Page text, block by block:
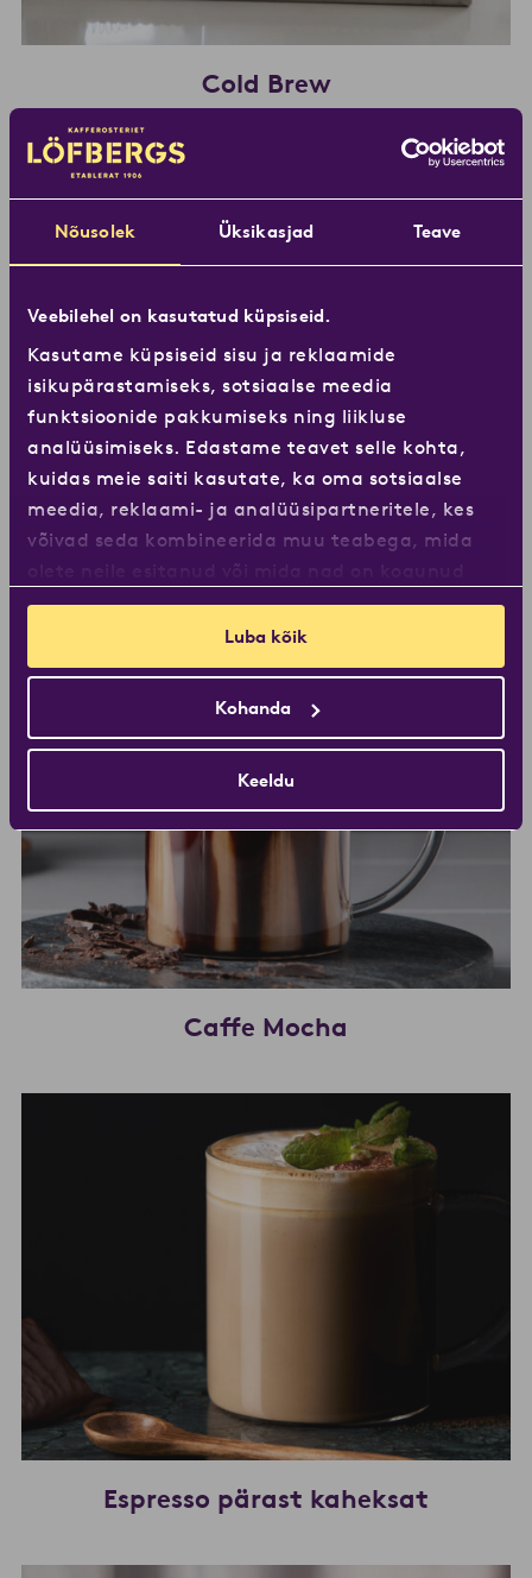
Nõusolek Üksikasjad Teave
Veebilehel on kasutatud küpsiseid.
Kasutame küpsiseid sisu ja reklaamide
isikupärastamiseks, sotsiaalse meedia
funktsioonide pakkumiseks ning liikluse
analüüsimiseks. Edastame teavet selle kohta,
kuidas meie saiti kasutate, ka oma sotsiaalse
meedia, reklaami- ja analüüsipartneritele, kes
võivad seda kombineerida muu teabega, mida
olete neile esitanud või mida nad on kogunud
teiepoolse teenuste kasutamise käigus.
Luba kõik
Kohanda
Keeldu
Cold Brew
Choco ICE
Caffe Mocha
Espresso pärast kaheksat